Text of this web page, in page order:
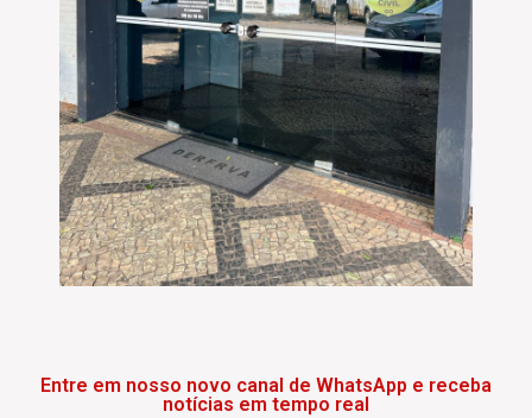
Entre em nosso novo canal de WhatsApp e receba
notícias em tempo real